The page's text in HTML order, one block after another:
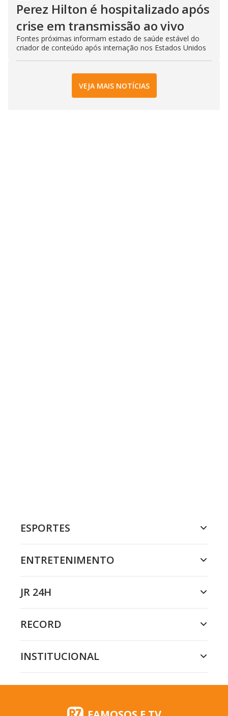
Perez Hilton é hospitalizado após
crise em transmissão ao vivo
Fontes próximas informam estado de saúde estável do
criador de conteúdo após internação nos Estados Unidos
VEJA MAIS NOTÍCIAS
ESPORTES
ENTRETENIMENTO
JR 24H
RECORD
INSTITUCIONAL